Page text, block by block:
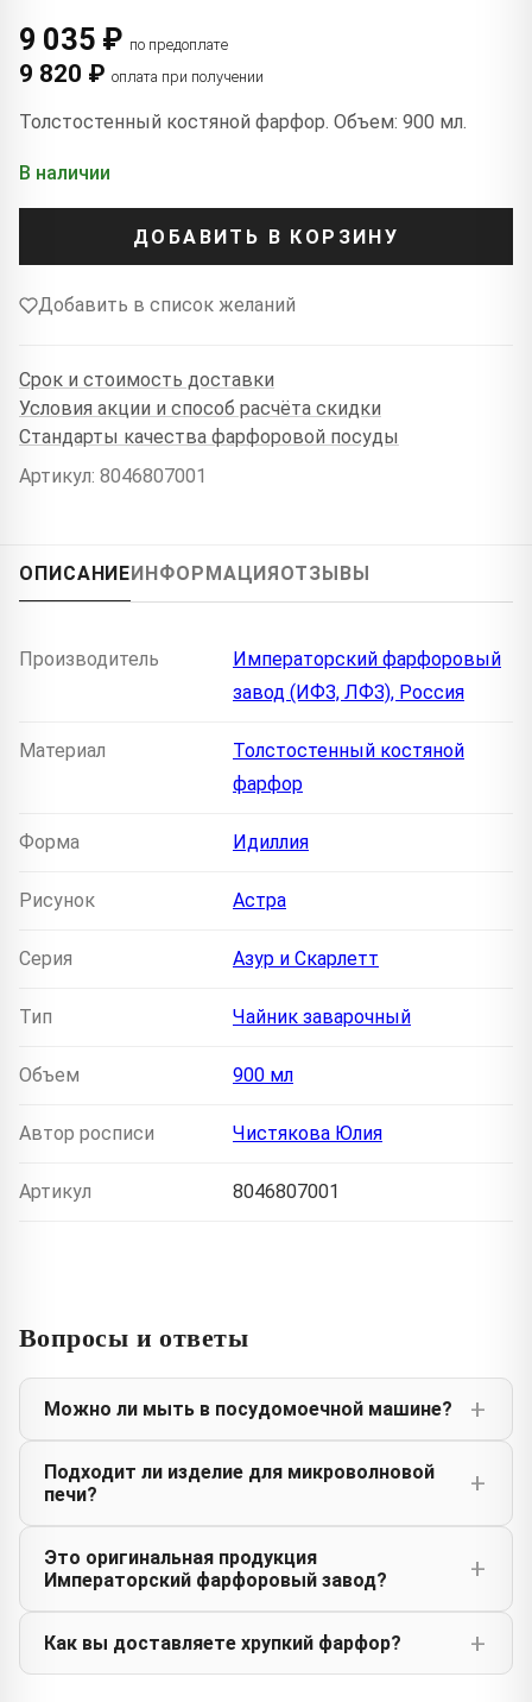
9 035 ₽ по предоплате
9 820 ₽ оплата при получении
Толстостенный костяной фарфор. Объем: 900 мл.
В наличии
ДОБАВИТЬ В КОРЗИНУ
Добавить в список желаний
Срок и стоимость доставки
Условия акции и способ расчёта скидки
Стандарты качества фарфоровой посуды
Артикул: 8046807001
ОПИСАНИЕИНФОРМАЦИЯОТЗЫВЫ
Производитель
Императорский фарфоровый
завод (ИФЗ, ЛФЗ), Россия
Материал
Толстостенный костяной
фарфор
Форма Идиллия
Рисунок Астра
Серия Азур и Скарлетт
Тип Чайник заварочный
Объем 900 мл
Автор росписи Чистякова Юлия
Артикул 8046807001
Вопросы и ответы
Можно ли мыть в посудомоечной машине?
Подходит ли изделие для микроволновой
печи?
Это оригинальная продукция
Императорский фарфоровый завод?
Как вы доставляете хрупкий фарфор?